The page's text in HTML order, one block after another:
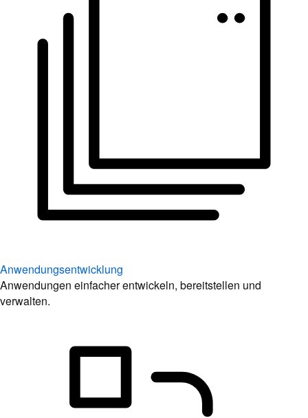
Anwendungsentwicklung
Anwendungen einfacher entwickeln, bereitstellen und
verwalten.